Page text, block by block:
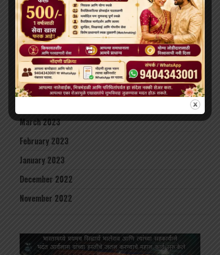
September 2023
August 2023
July 2023
June 2023
May 2023
March 2023
February 2023
January 2023
December 2022
November 2022